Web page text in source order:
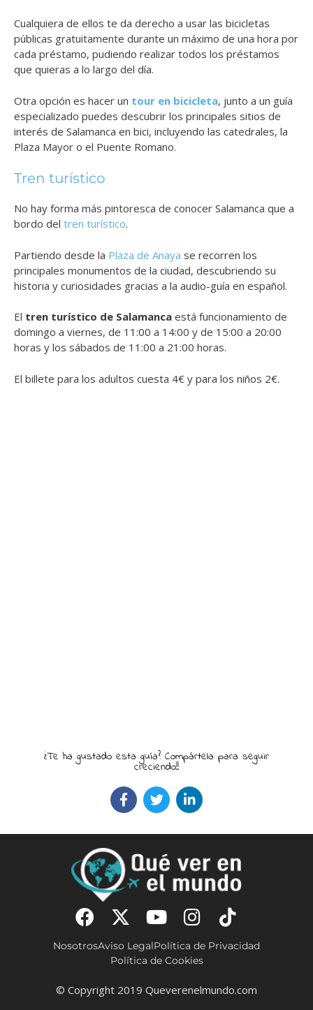
Cualquiera de ellos te da derecho a usar las bicicletas
públicas gratuitamente durante un máximo de una hora por
cada préstamo, pudiendo realizar todos los préstamos
que quieras a lo largo del día.
Otra opción es hacer un tour en bicicleta, junto a un guía
especializado puedes descubrir los principales sitios de
interés de Salamanca en bici, incluyendo las catedrales, la
Plaza Mayor o el Puente Romano.
Tren turístico
No hay forma más pintoresca de conocer Salamanca que a
bordo del tren turístico.
Partiendo desde la Plaza de Anaya se recorren los
principales monumentos de la ciudad, descubriendo su
historia y curiosidades gracias a la audio-guía en español.
El tren turístico de Salamanca está funcionamiento de
domingo a viernes, de 11:00 a 14:00 y de 15:00 a 20:00
horas y los sábados de 11:00 a 21:00 horas.
El billete para los adultos cuesta 4€ y para los niños 2€.
¿Te ha gustado esta guía? Compártela para seguir
creciendo!!
NosotrosAviso LegalPolítica de Privacidad
Política de Cookies
© Copyright 2019 Queverenelmundo.com